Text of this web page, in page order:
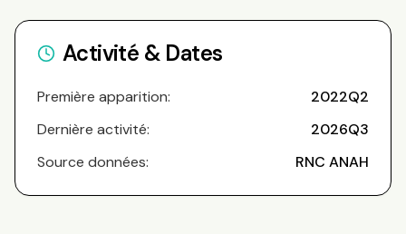
Activité & Dates
Première apparition:
2022Q2
Dernière activité:
2026Q3
Source données:
RNC ANAH